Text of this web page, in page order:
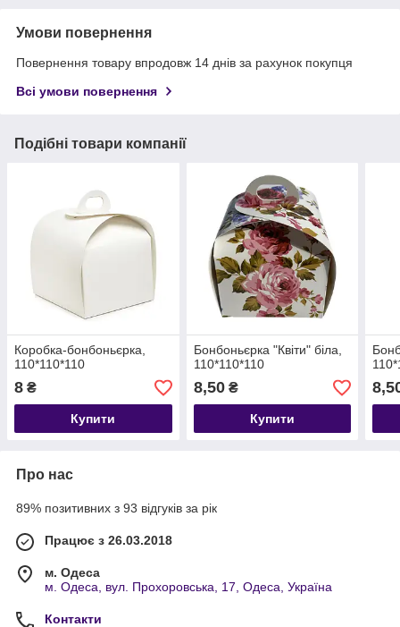
Умови повернення
Повернення товару впродовж 14 днів за рахунок покупця
Всі умови повернення
Подібні товари компанії
Коробка-бонбоньєрка,
110*110*110
8 ₴
Купити
Бонбоньєрка "Квіти" біла,
110*110*110
8,50₴
Купити
Про нас
89% позитивних з 93 відгуків за рік
Працює з 26.03.2018
м. Одеса
м. Одеса, вул. Прохоровська, 17, Одеса, Україна
Контакти